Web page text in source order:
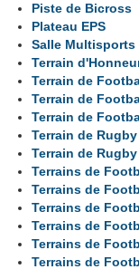
Piste de Bicross
Plateau EPS
Salle Multisports
Terrain
Terrain de
Terrain de
Terrain de
Terrain de
Terrain de
Terrains de
Terrains de
Terrains de
Terrains de
Terrains de
Terrains de